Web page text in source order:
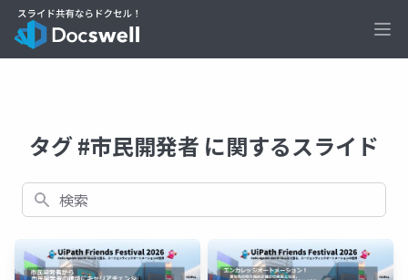
タグ #市民開発者 に関するスライド
検索